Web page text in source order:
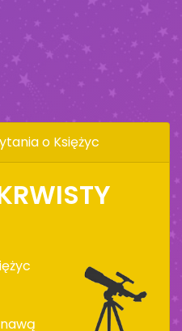
o Księżyc